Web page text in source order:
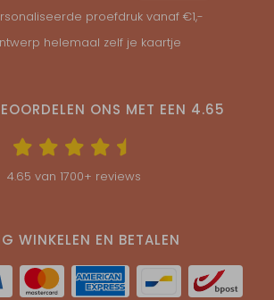
proefdruk vanaf €1,-
helemaal zelf je kaartje
ONS MET EEN 4.65
4.65 van 1700+ reviews
WINKELEN EN BETALEN